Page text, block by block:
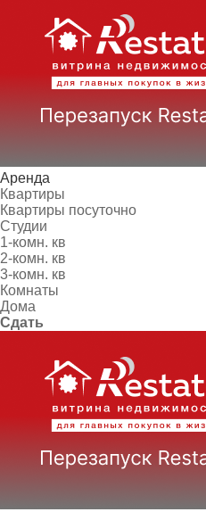
Аренда
Квартиры
Квартиры посуточно
Студии
1-комн. кв
2-комн. кв
3-комн. кв
Комнаты
Дома
Сдать